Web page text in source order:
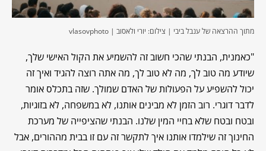
מתוך ההרצאה של ענבל ביבי | צילום: יורי ולאסוב | vlasovphoto
"כאמנית, הבנתי שהכי חשוב זה להשמיע את הקול האישי שלך,
שיודע מה טוב לך, מה לא טוב לך, מה אתה רוצה להגיד ואיך זה
יכול להשפיע על הפעולות של האדם שמולך. שזה בתכלס אומר
לדבר דוגרי. רוב הזמן לא מבינים אותנו, לא במשפחה, לא בזוגיות,
ובטח ובטח שלא בחיי המין שלנו. הבנתי שהציפייה של מערכת
החינוך זה שילמדו אותנו איך לתקשר זה עם זו בבית מההורים, אבל